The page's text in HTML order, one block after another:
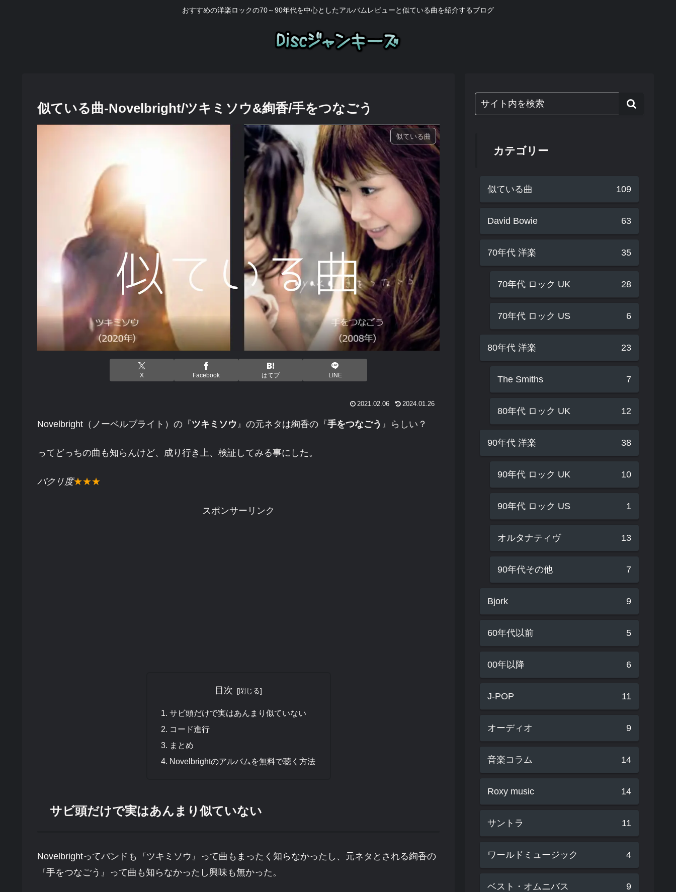
おすすめの洋楽ロックの70～90年代を中心としたアルバムレビューと似ている曲を紹介するブログ
似ている曲-Novelbright/ツキミソウ&絢香/手をつなごう
似ている曲
X Facebook はてブ LINE
2021.02.06 2024.01.26
Novelbright（ノーベルブライト）の『ツキミソウ 』の元ネタは絢香の『手をつなごう 』らしい？
ってどっちの曲も知らんけど、成り行き上、検証してみる事にした。
パクリ度★★★
スポンサーリンク
目次
サビ頭だけで実はあんまり似ていない
コード進行
まとめ
Novelbrightのアルバムを無料で聴く方法
サビ頭だけで実はあんまり似ていない
Novelbrightってバンドも『ツキミソウ』って曲もまったく知らなかったし、元ネタとされる絢香の
『手をつなごう』って曲も知らなかったし興味も無かった。
カテゴリー
似ている曲 109
David Bowie 63
70年代 洋楽 35
70年代 ロック UK 28
70年代 ロック US 6
80年代 洋楽 23
The Smiths 7
80年代 ロック UK 12
90年代 洋楽 38
90年代 ロック UK 10
90年代 ロック US 1
オルタナティヴ 13
90年代その他 7
Bjork 9
60年代以前 5
00年以降 6
J-POP 11
オーディオ 9
音楽コラム 14
Roxy music 14
サントラ 11
ワールドミュージック 4
ベスト・オムニバス 9